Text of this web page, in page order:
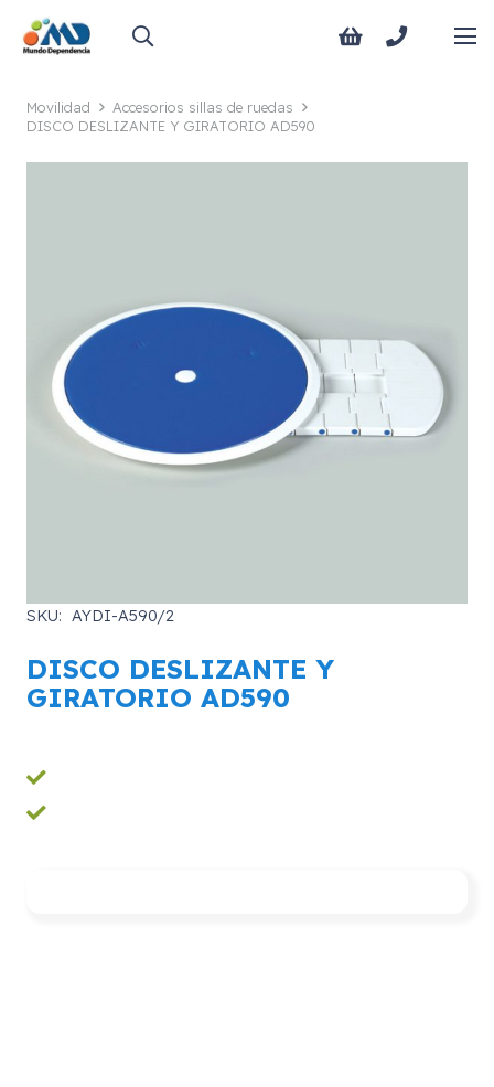
Movilidad
Accesorios sillas de ruedas
DISCO DESLIZANTE Y GIRATORIO AD590
SKU: AYDI-A590/2
DISCO DESLIZANTE Y
GIRATORIO AD590